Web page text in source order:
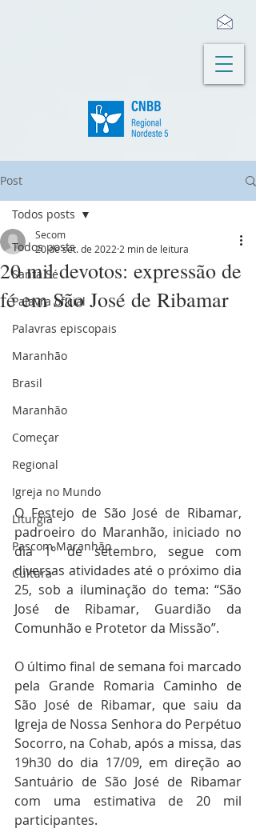
Post
Todos posts
Santa Sé
Palavra oficial
Palavras episcopais
Maranhão
Brasil
Maranhão
Começar
Regional
Igreja no Mundo
Liturgia
Pascom Maranhão
Cultura
Todos posts
20 mil devotos: expressão de
fé em São José de Ribamar
Secom
20 de set. de 2022 2 min de leitura
O Festejo de São José de Ribamar,
padroeiro do Maranhão, iniciado no
dia 1º de setembro, segue com
diversas atividades até o próximo dia
25, sob a iluminação do tema: “São
José de Ribamar, Guardião da
Comunhão e Protetor da Missão”.
O último final de semana foi marcado
pela Grande Romaria Caminho de
São José de Ribamar, que saiu da
Igreja de Nossa Senhora do Perpétuo
Socorro, na Cohab, após a missa, das
19h30 do dia 17/09, em direção ao
Santuário de São José de Ribamar
com uma estimativa de 20 mil
participantes.